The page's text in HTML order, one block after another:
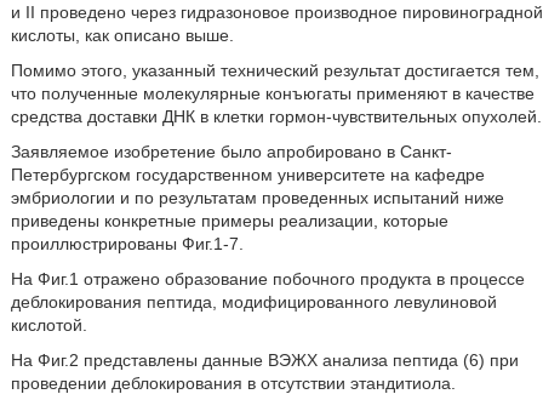
и II проведено через гидразоновое производное пировиноградной
кислоты, как описано выше.
Помимо этого, указанный технический результат достигается тем,
что полученные молекулярные конъюгаты применяют в качестве
средства доставки ДНК в клетки гормон-чувствительных опухолей.
Заявляемое изобретение было апробировано в Санкт-
Петербургском государственном университете на кафедре
эмбриологии и по результатам проведенных испытаний ниже
приведены конкретные примеры реализации, которые
проиллюстрированы Фиг.1-7.
На Фиг.1 отражено образование побочного продукта в процессе
деблокирования пептида, модифицированного левулиновой
кислотой.
На Фиг.2 представлены данные ВЭЖХ анализа пептида (6) при
проведении деблокирования в отсутствии этандитиола.